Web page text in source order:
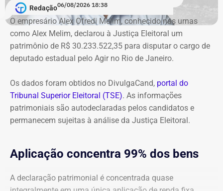
cálculos atualizados apresentados à Justiça, o
ressarcimento ao erário, originalmente fixado em R$
234,4 milhões, chega hoje a R$ 2,55 bilhões. O MP ainda
cobra R$ 778,9 mil de multa civil e R$ 11,9 milhões por
danos morais coletivos.
Globo”
Redação06/08/2026 18:38
O empresário Alex Ofredi Melim, conhecido nas urnas
como Alex Melim, declarou à Justiça Eleitoral um
patrimônio de R$ 30.233.522,35 para disputar o cargo de
deputado estadual pelo Agir no Rio de Janeiro.
Os dados foram obtidos no DivulgaCand, portal do
Tribunal Superior Eleitoral (TSE). As informações
patrimoniais são autodeclaradas pelos candidatos e
permanecem sujeitas à análise da Justiça Eleitoral.
Aplicação concentra 99% dos bens
A declaração patrimonial é concentrada quase